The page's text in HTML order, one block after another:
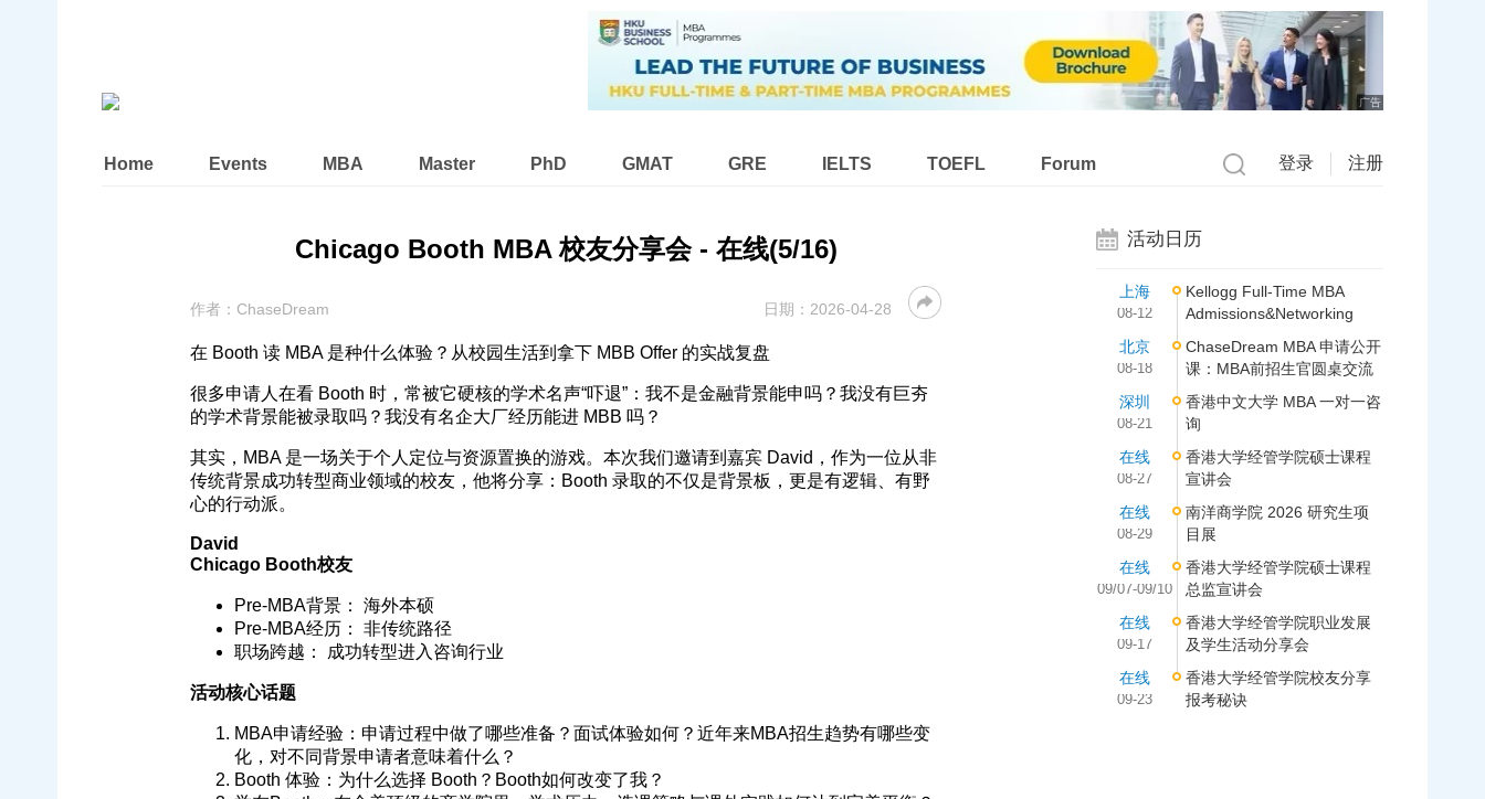
广告
Home Events MBA Master PhD GMAT GRE IELTS TOEFL Forum 登录 注册
Chicago Booth MBA 校友分享会 - 在线(5/16)
作者： ChaseDream 日期： 2026-04-28
在 Booth 读 MBA 是种什么体验？从校园生活到拿下 MBB Offer 的实战复盘
很多申请人在看 Booth 时，常被它硬核的学术名声“吓退”：我不是金融背景能申吗？我没有巨夯
的学术背景能被录取吗？我没有名企大厂经历能进 MBB 吗？
其实，MBA 是一场关于个人定位与资源置换的游戏。本次我们邀请到嘉宾 David，作为一位从非
传统背景成功转型商业领域的校友，他将分享：Booth 录取的不仅是背景板，更是有逻辑、有野
心的行动派。
David
Chicago Booth校友
Pre-MBA背景： 海外本硕
Pre-MBA经历： 非传统路径
职场跨越： 成功转型进入咨询行业
活动核心话题
MBA申请经验：申请过程中做了哪些准备？面试体验如何？近年来MBA招生趋势有哪些变
化，对不同背景申请者意味着什么？
Booth 体验：为什么选择 Booth？Booth如何改变了我？
活动日历
上海
08-12
Kellogg Full-Time MBA
Admissions&Networking
北京
08-18
ChaseDream MBA 申请公开
课：MBA前招生官圆桌交流
深圳
08-21
香港中文大学 MBA 一对一咨
询
在线
08-27
香港大学经管学院硕士课程
宣讲会
在线
08-29
南洋商学院 2026 研究生项
目展
在线
09/07-09/10
香港大学经管学院硕士课程
总监宣讲会
在线
09-17
香港大学经管学院职业发展
及学生活动分享会
在线
09-23
香港大学经管学院校友分享
报考秘诀